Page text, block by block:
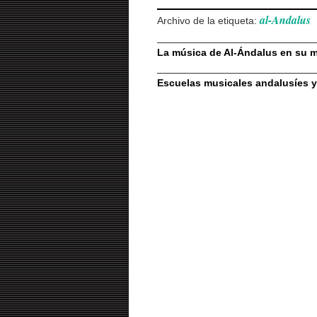
Archivo de la etiqueta:al-Andalus
La música de Al-Ándalus en su
Escuelas musicales andalusíes